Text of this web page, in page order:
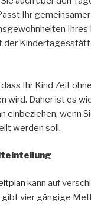
Ihr
Ihres
der
Ihr Kind Zeit
wird. Daher ist es
einbeziehen, wenn
werden soll.
kann auf
vier gängige